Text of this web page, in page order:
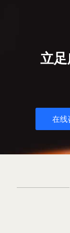
立足
在线